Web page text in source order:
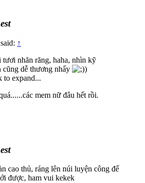
↑
tươi nhăn răng, haha, nhìn kỹ
cũng dễ thương nhẩy
)
to expand...
mem nữ đâu hết rồi.
cao thủ, ráng lên núi luyện công để
được, ham vui kekek